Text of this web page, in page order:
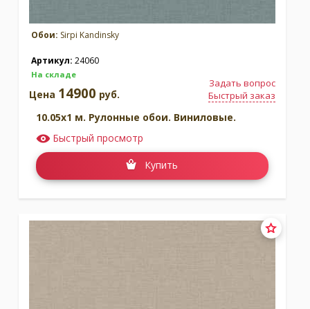
Обои: Sirpi Kandinsky
Артикул: 24060
На складе
Задать вопрос
Быстрый заказ
Цена 14900 руб.
10.05x1 м. Рулонные обои. Виниловые.
Быстрый просмотр
Купить